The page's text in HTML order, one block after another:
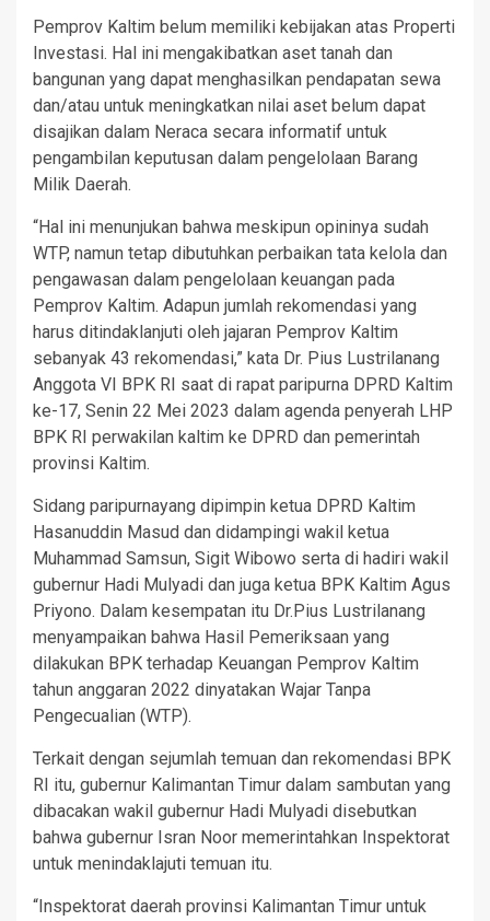
Pemprov Kaltim belum memiliki kebijakan atas Properti
Investasi. Hal ini mengakibatkan aset tanah dan
bangunan yang dapat menghasilkan pendapatan sewa
dan/atau untuk meningkatkan nilai aset belum dapat
disajikan dalam Neraca secara informatif untuk
pengambilan keputusan dalam pengelolaan Barang
Milik Daerah.
“Hal ini menunjukan bahwa meskipun opininya sudah
WTP, namun tetap dibutuhkan perbaikan tata kelola dan
pengawasan dalam pengelolaan keuangan pada
Pemprov Kaltim. Adapun jumlah rekomendasi yang
harus ditindaklanjuti oleh jajaran Pemprov Kaltim
sebanyak 43 rekomendasi,” kata Dr. Pius Lustrilanang
Anggota VI BPK RI saat di rapat paripurna DPRD Kaltim
ke-17, Senin 22 Mei 2023 dalam agenda penyerah LHP
BPK RI perwakilan kaltim ke DPRD dan pemerintah
provinsi Kaltim.
Sidang paripurnayang dipimpin ketua DPRD Kaltim
Hasanuddin Masud dan didampingi wakil ketua
Muhammad Samsun, Sigit Wibowo serta di hadiri wakil
gubernur Hadi Mulyadi dan juga ketua BPK Kaltim Agus
Priyono. Dalam kesempatan itu Dr.Pius Lustrilanang
menyampaikan bahwa Hasil Pemeriksaan yang
dilakukan BPK terhadap Keuangan Pemprov Kaltim
tahun anggaran 2022 dinyatakan Wajar Tanpa
Pengecualian (WTP).
Terkait dengan sejumlah temuan dan rekomendasi BPK
RI itu, gubernur Kalimantan Timur dalam sambutan yang
dibacakan wakil gubernur Hadi Mulyadi disebutkan
bahwa gubernur Isran Noor memerintahkan Inspektorat
untuk menindaklajuti temuan itu.
“Inspektorat daerah provinsi Kalimantan Timur untuk